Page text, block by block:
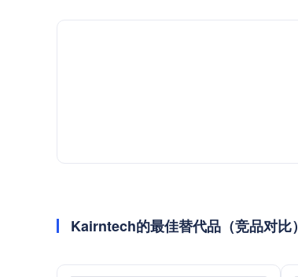
Kairntech的最佳替代品（竞品对比）